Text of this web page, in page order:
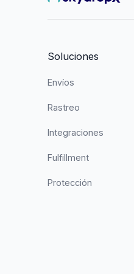
Soluciones
Envíos
Rastreo
Integraciones
Fulfillment
Protección